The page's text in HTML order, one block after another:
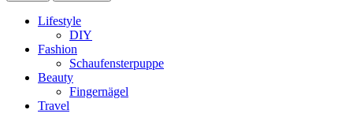
Lifestyle
DIY
Fashion
Schaufensterpuppe
Beauty
Fingernägel
Travel